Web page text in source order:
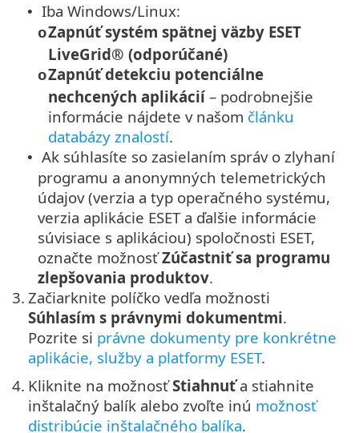
• Iba Windows/Linux:
oZapnúť systém spätnej väzby ESET
LiveGrid® (odporúčané)
oZapnúť detekciu potenciálne
nechcených aplikácií– podrobnejšie
informácie nájdete v našom článku
databázy znalostí.
• Ak súhlasíte so zasielaním správ o zlyhaní
programu a anonymných telemetrických
údajov (verzia a typ operačného systému,
verzia aplikácie ESET a ďalšie informácie
súvisiace s aplikáciou) spoločnosti ESET,
označte možnosťZúčastniť sa programu
zlepšovania produktov.
3. Začiarknite políčko vedľa možnosti
Súhlasím s právnymi dokumentmi.
Pozrite si právne dokumenty pre konkrétne
aplikácie, služby a platformy ESET.
4. Kliknite na možnosťStiahnuťa stiahnite
inštalačný balík alebo zvoľte inú možnosť
distribúcie inštalačného balíka.